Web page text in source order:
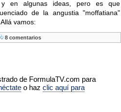
y en algunas ideas, pero es que
de la angustia "moffatiana"
vamos:
8 comentarios
de FormulaTV.com para
o haz clic aquí para